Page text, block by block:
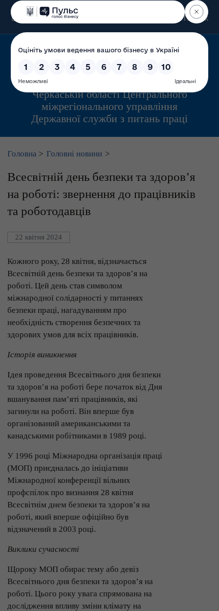
Пошук
Управління інспекційної діяльності у
Черкаській області Центрального
міжрегіонального управління
Державної служби з питань праці
Головна > Головні новини >
Всесвітній день безпеки та здоров’я
на роботі: звернення до працівників
та роботодавців
22 квітня 2024
Кожного року, 28 квітня, відзначається
Всесвітній день безпеки та здоров’я на
роботі. Цей день став символом
міжнародної солідарності у питаннях
безпеки праці, нагадуванням про
необхідність створення безпечних та
здорових умов для всіх працівників.
Історія виникнення
Ідея проведення Всесвітнього дня безпеки
та здоров’я на роботі бере початок від Дня
вшанування пам’яті працівників, які
загинули на роботі. Він вперше був
організований американськими та
канадськими робітниками в 1989 році.
У 1996 році Міжнародна організація праці
(МОП) приєдналась до ініціативи
Міжнародної конференції вільних
профспілок про визнання 28 квітня
Всесвітнім днем безпеки та здоров’я на
роботі, який вперше офіційно був
відзначений в 2003 році.
Виклики сучасності
Щороку МОП обирає тему або девіз
Всесвітнього дня безпеки та здоров’я на
роботі. Цього року увага спрямована на
дослідження впливу зміни клімату на